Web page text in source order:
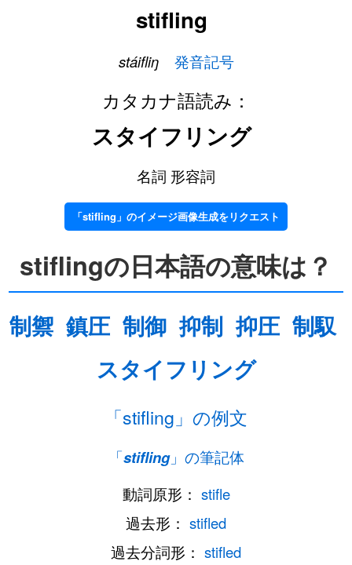
stifling
stáifliŋ 発音記号
カタカナ語読み：
スタイフリング
名詞 形容詞
「stifling」のイメージ画像生成をリクエスト
stiflingの日本語の意味は？
制禦 鎮圧 制御 抑制 抑圧 制馭
スタイフリング
「stifling」の例文
「stifling」の筆記体
動詞原形： stifle
過去形： stifled
過去分詞形： stifled